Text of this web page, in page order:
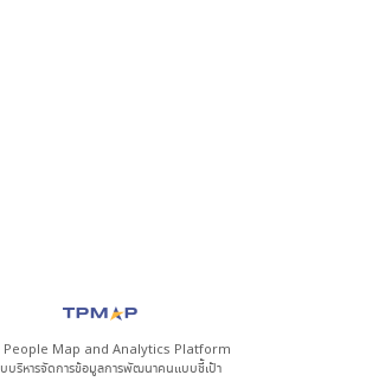
People Map and Analytics Platform
บริหารจัดการข้อมูลการพัฒนาคนแบบชี้เป้า